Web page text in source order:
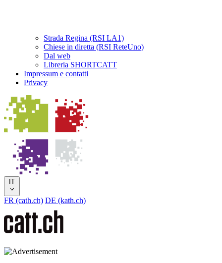
Strada Regina (RSI LA1)
Chiese in diretta (RSI ReteUno)
Dal web
Libreria SHORTCATT
Impressum e contatti
Privacy
IT
FR (cath.ch) DE (kath.ch)